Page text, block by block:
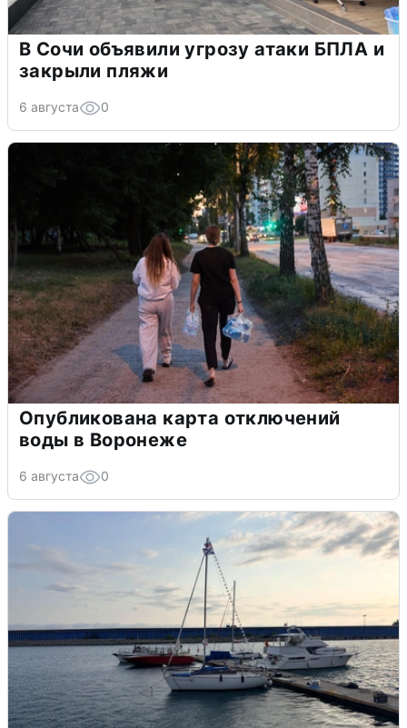
В Сочи объявили угрозу атаки БПЛА и
закрыли пляжи
6 августа 0
Опубликована карта отключений
воды в Воронеже
6 августа 0